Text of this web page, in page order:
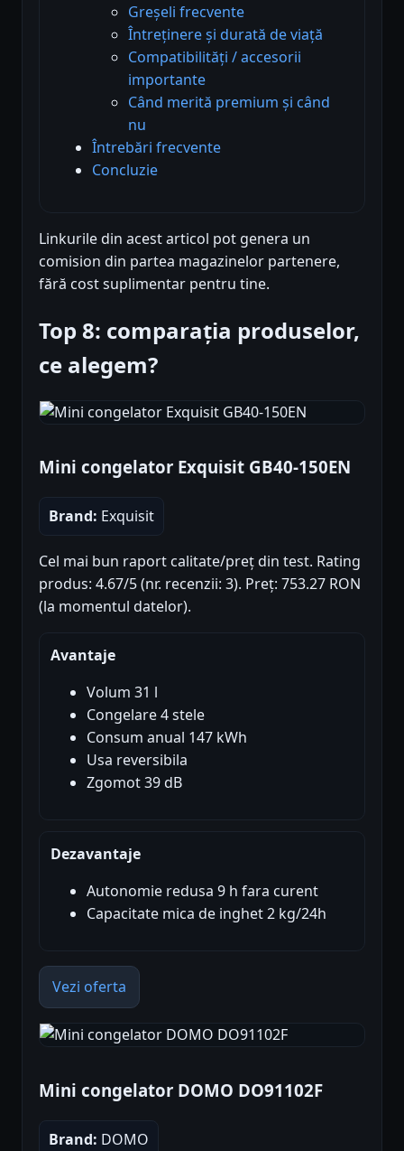
Greșeli frecvente
Întreținere și durată de viață
Compatibilități / accesorii
importante
Când merită premium și când
nu
Întrebări frecvente
Concluzie
Linkurile din acest articol pot genera un
comision din partea magazinelor partenere,
fără cost suplimentar pentru tine.
Top 8: comparația produselor,
ce alegem?
Mini congelator Exquisit GB40-150EN
Brand: Exquisit
Cel mai bun raport calitate/preț din test. Rating
produs: 4.67/5 (nr. recenzii: 3). Preț: 753.27 RON
(la momentul datelor).
Avantaje
Volum 31 l
Congelare 4 stele
Consum anual 147 kWh
Usa reversibila
Zgomot 39 dB
Dezavantaje
Autonomie redusa 9 h fara curent
Capacitate mica de inghet 2 kg/24h
Vezi oferta
Mini congelator DOMO DO91102F
Brand: DOMO